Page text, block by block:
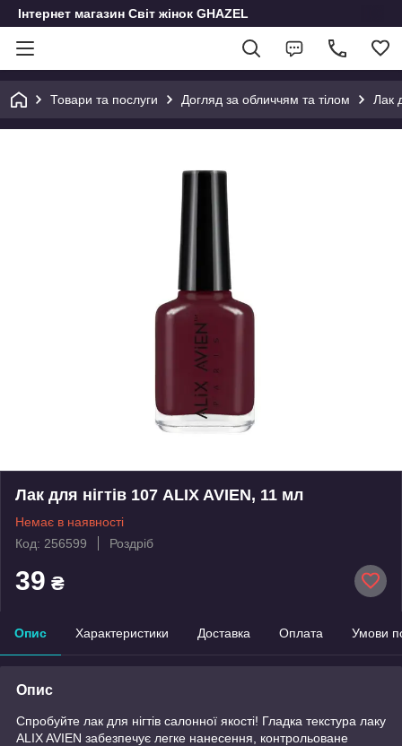
Інтернет магазин Світ жінок GHAZEL
Товари та послуги Догляд за обличчям та тілом Лак
Лак для нігтів 107 ALIX AVIEN, 11 мл
Немає в наявності
Код: 256599
Роздріб
39 ₴
Опис Характеристики Доставка Оплата Умови
Опис
Спробуйте лак для нігтів салонної якості! Гладка текстура лаку
ALIX AVIEN забезпечує легке нанесення, контрольоване